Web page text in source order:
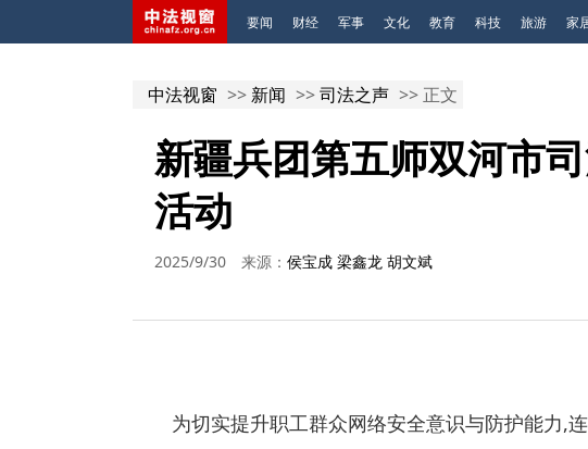
要闻 财经 军事 文化 教育 科技 旅游 家
中法视窗 >> 新闻 >>司法之声 >> 正文
新疆兵团第五师双河市
活动
2025/9/30 来源： 侯宝成 梁鑫龙 胡文斌
为切实提升职工群众网络安全意识与防护能力,